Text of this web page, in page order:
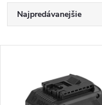
R
a
Najpredávanejšie
Abecedne